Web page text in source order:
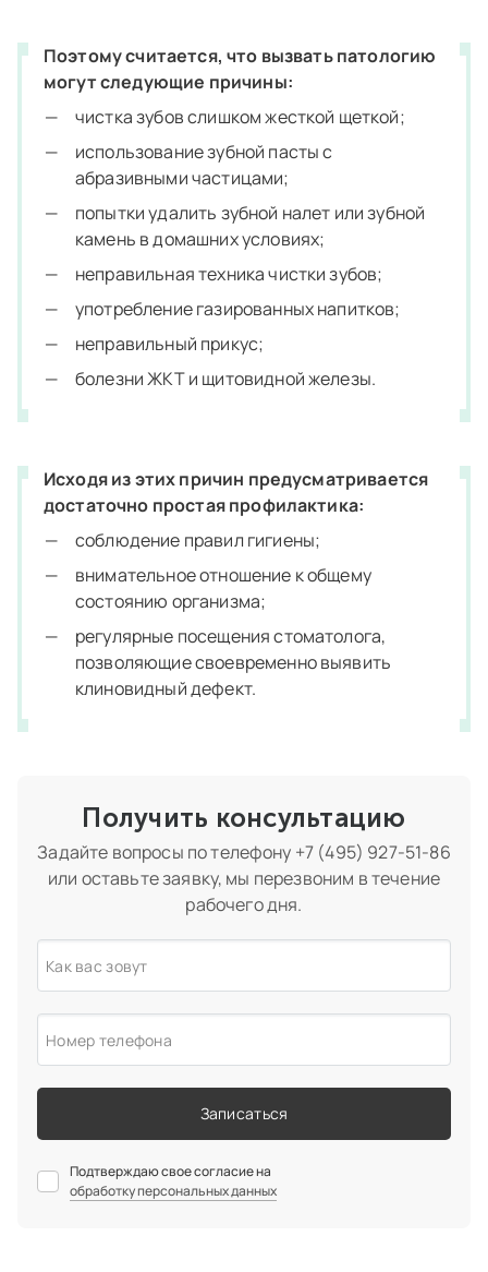
Поэтому считается, что вызвать патологию
могут следующие причины:
чистка зубов слишком жесткой щеткой;
использование зубной пасты с
абразивными частицами;
попытки удалить зубной налет или зубной
камень в домашних условиях;
неправильная техника чистки зубов;
употребление газированных напитков;
неправильный прикус;
болезни ЖКТ и щитовидной железы.
Исходя из этих причин предусматривается
достаточно простая профилактика:
соблюдение правил гигиены;
внимательное отношение к общему
состоянию организма;
регулярные посещения стоматолога,
позволяющие своевременно выявить
клиновидный дефект.
Получить консультацию
Задайте вопросы по телефону +7 (495) 927-51-86
или оставьте заявку, мы перезвоним в течение
рабочего дня.
Как вас зовут
Номер телефона
Записаться
Подтверждаю свое согласие на
обработку персональных данных